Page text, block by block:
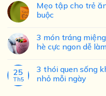
Mẹo tập cho trẻ
buộc
3 món tráng
hè cực ngon dễ
25
Th5
3 thói quen sống
nhỏ mỗi ngày